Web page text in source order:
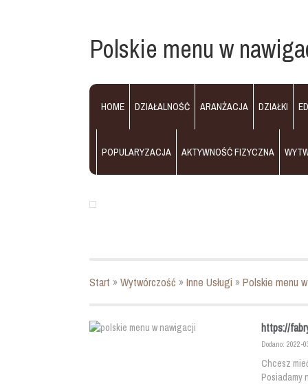
Polskie menu w
HOME DZIAŁALNOŚĆ ARANŻACJA DZIAŁKI
POPULARYZACJA AKTYWNOŚĆ FIZYCZNA
Start »Wytwórczość »Inne Usługi »Polskie menu
https://
Dodano: 2022-
Chcesz
Posiadamy